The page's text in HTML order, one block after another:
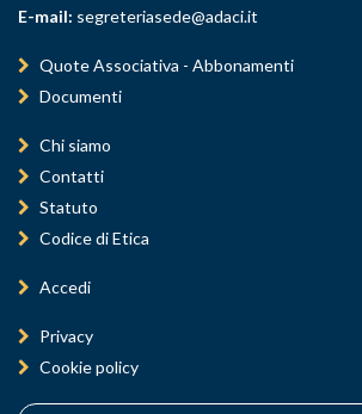
E-mail: segreteriasede@adaci.it
Quote Associativa - Abbonamenti
Documenti
Chi siamo
Contatti
Statuto
Codice di Etica
Accedi
Privacy
Cookie policy